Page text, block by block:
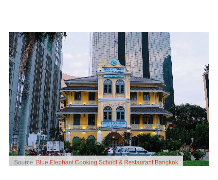
Source:Blue Elephant Cooking School & Restaurant Bangkok